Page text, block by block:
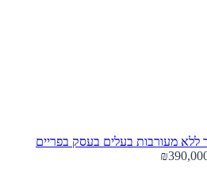
ללא מעורבות בעלים בעסק בפריים